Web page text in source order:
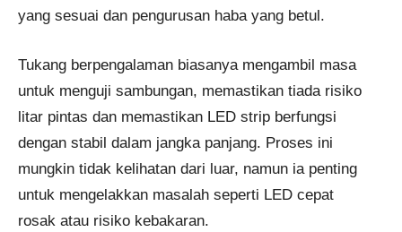
yang sesuai dan pengurusan haba yang betul.
Tukang berpengalaman biasanya mengambil masa
untuk menguji sambungan, memastikan tiada risiko
litar pintas dan memastikan LED strip berfungsi
dengan stabil dalam jangka panjang. Proses ini
mungkin tidak kelihatan dari luar, namun ia penting
untuk mengelakkan masalah seperti LED cepat
rosak atau risiko kebakaran.